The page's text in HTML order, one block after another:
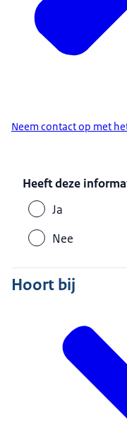
Neem contact op met
Heeft deze
Ja
Nee
Hoort bij